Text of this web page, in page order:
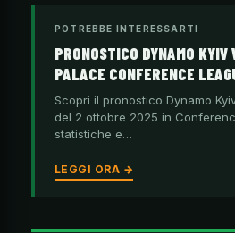
POTREBBE INTERESSARTI
PRONOSTICO DYNAMO KYIV
PALACE CONFERENCE
Scopri il pronostico Dynamo
del 2 ottobre 2025 in
statistiche e…
LEGGI ORA →